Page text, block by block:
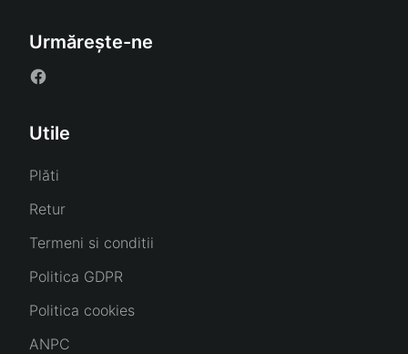
Urmărește-ne
Utile
Plăti
Retur
Termeni si conditii
Politica GDPR
Politica cookies
ANPC